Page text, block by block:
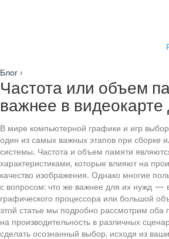
Блог ›
Частота или объем
важнее в видеокарте
В мире компьютерной графики и игр
один из самых важных этапов при сборке
системы. Частота и объем памяти
характеристиками, которые влияют на
качество изображения. Однако многие
с вопросом: что же важнее для их нужд —
графического процессора или большой
этой статье мы подробно рассмотрим оба
на производительность в различных
сделать осознанный выбор, исходя из